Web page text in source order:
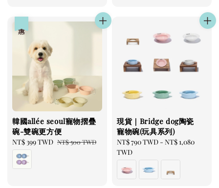
韓國allée seoul寵物摺疊
碗-雙碗更方便
Sale
price
NT$ 399 TWD Regular
NT$ 500 TWD
現貨｜Bridge dog陶瓷
寵物碗(玩具系列)
Regular
price
NT$ 790 TWD - NT$ 1,080
TWD